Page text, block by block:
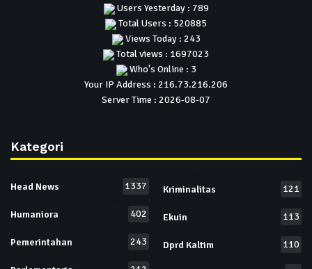
Users Yesterday : 789
Total Users : 520885
Views Today : 243
Total views : 1697023
Who's Online : 3
Your IP Address : 216.73.216.206
Server Time : 2026-08-07
Kategori
Head News 1337
Humaniora 402
Pemerintahan 243
Kriminalitas 121
Ekuin 113
Dprd Kaltim 110